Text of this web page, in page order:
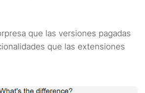
que las versiones pagadas
que las extensiones